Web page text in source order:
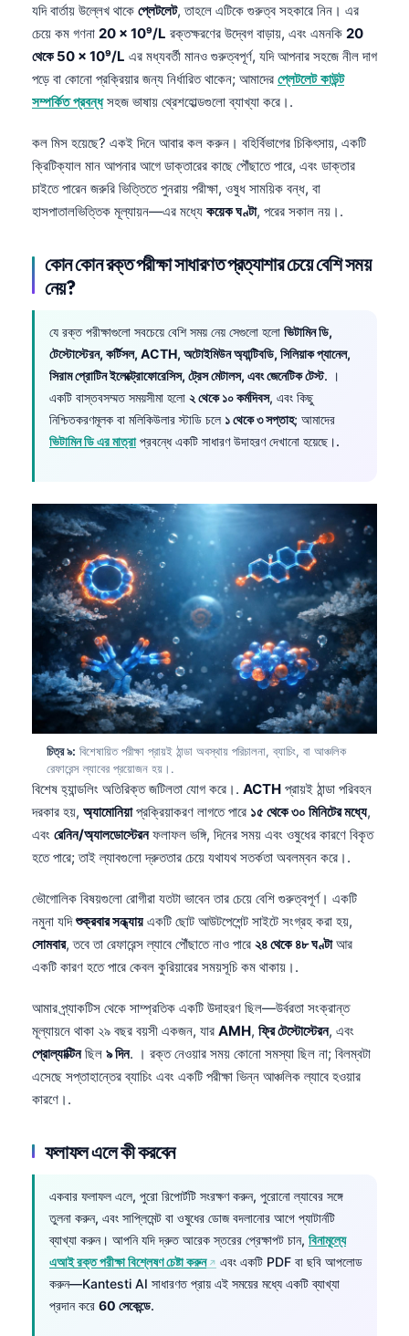
যদি বার্তায় উল্লেখ থাকে প্লেটলেট, তাহলে এটিকে গুরুত্ব সহকারে নিন। এর
চেয়ে কম গণনা 20 × 10⁹/L রক্তক্ষরণের উদ্বেগ বাড়ায়, এবং এমনকি 20
থেকে 50 × 10⁹/L এর মধ্যবর্তী মানও গুরুত্বপূর্ণ, যদি আপনার সহজে নীল দাগ
পড়ে বা কোনো প্রক্রিয়ার জন্য নির্ধারিত থাকেন; আমাদের প্লেটলেট কাউন্ট
সম্পর্কিত প্রবন্ধসহজ ভাষায় থ্রেশহোল্ডগুলো ব্যাখ্যা করে।.
কল মিস হয়েছে? একই দিনে আবার কল করুন। বহির্বিভাগের চিকিৎসায়, একটি
ক্রিটিক্যাল মান আপনার আগে ডাক্তারের কাছে পৌঁছাতে পারে, এবং ডাক্তার
চাইতে পারেন জরুরি ভিত্তিতে পুনরায় পরীক্ষা, ওষুধ সাময়িক বন্ধ, বা
হাসপাতালভিত্তিক মূল্যায়ন—এর মধ্যে কয়েক ঘণ্টা, পরের সকাল নয়।.
কোন কোন রক্ত পরীক্ষা সাধারণত প্রত্যাশার চেয়ে বেশি সময়
নেয়?
যে রক্ত পরীক্ষাগুলো সবচেয়ে বেশি সময় নেয় সেগুলো হলো ভিটামিন ডি,
টেস্টোস্টেরন, কর্টিসল, ACTH, অটোইমিউন অ্যান্টিবডি, সিলিয়াক প্যানেল,
সিরাম প্রোটিন ইলেক্ট্রোফোরেসিস, ট্রেস মেটালস, এবং জেনেটিক টেস্ট. ।
একটি বাস্তবসম্মত সময়সীমা হলো ২ থেকে ১০ কর্মদিবস, এবং কিছু
নিশ্চিতকরণমূলক বা মলিকিউলার স্টাডি চলে ১ থেকে ৩ সপ্তাহ; আমাদের
ভিটামিন ডি এর মাত্রাপ্রবন্ধে একটি সাধারণ উদাহরণ দেখানো হয়েছে।.
চিত্র ৯: বিশেষায়িত পরীক্ষা প্রায়ই ঠান্ডা অবস্থায় পরিচালনা, ব্যাচিং, বা আঞ্চলিক
রেফারেন্স ল্যাবের প্রয়োজন হয়।.
বিশেষ হ্যান্ডলিং অতিরিক্ত জটিলতা যোগ করে।. ACTH প্রায়ই ঠান্ডা পরিবহন
দরকার হয়, অ্যামোনিয়াপ্রক্রিয়াকরণ লাগতে পারে ১৫ থেকে ৩০ মিনিটের মধ্যে,
এবং রেনিন/অ্যালডোস্টেরনফলাফল ভঙ্গি, দিনের সময় এবং ওষুধের কারণে বিকৃত
হতে পারে; তাই ল্যাবগুলো দ্রুততার চেয়ে যথাযথ সতর্কতা অবলম্বন করে।.
ভৌগোলিক বিষয়গুলো রোগীরা যতটা ভাবেন তার চেয়ে বেশি গুরুত্বপূর্ণ। একটি
নমুনা যদিশুক্রবার সন্ধ্যায়একটি ছোট আউটপেশেন্ট সাইটে সংগ্রহ করা হয়,
সোমবার, তবে তা রেফারেন্স ল্যাবে পৌঁছাতে নাও পারে ২৪ থেকে ৪৮ ঘণ্টাআর
একটি কারণ হতে পারে কেবল কুরিয়ারের সময়সূচি কম থাকায়।.
আমার প্র্যাকটিস থেকে সাম্প্রতিক একটি উদাহরণ ছিল—উর্বরতা সংক্রান্ত
মূল্যায়নে থাকা ২৯ বছর বয়সী একজন, যার AMH, ফ্রি টেস্টোস্টেরন, এবং
প্রোল্যাক্টিনছিল ৯ দিন. । রক্ত নেওয়ার সময় কোনো সমস্যা ছিল না; বিলম্বটা
এসেছে সপ্তাহান্তের ব্যাচিং এবং একটি পরীক্ষা ভিন্ন আঞ্চলিক ল্যাবে হওয়ার
কারণে।.
ফলাফল এলে কী করবেন
একবার ফলাফল এলে, পুরো রিপোর্টটি সংরক্ষণ করুন, পুরোনো ল্যাবের সঙ্গে
তুলনা করুন, এবং সাপ্লিমেন্ট বা ওষুধের ডোজ বদলানোর আগে প্যাটার্নটি
ব্যাখ্যা করুন। আপনি যদি দ্রুত আরেক স্তরের প্রেক্ষাপট চান, বিনামূল্যে
এআই রক্ত পরীক্ষা বিশ্লেষণ চেষ্টা করুন
এবং একটি PDF বা ছবি আপলোড
করুন—Kantesti AI সাধারণত প্রায় এই সময়ের মধ্যে একটি ব্যাখ্যা
প্রদান করে 60 সেকেন্ডে.
Íslenska
Српски језик
Svenska
Bosanski
Eesti
ქართული
Русский
Lietuvių kalba
Polski
한국어
Slovenščina
Shqip
اردو
मराठी
తెలుగు
தமிழ்
ગુજરાતી
ಕನ್ನಡ
മലയാളം
Bahasa Melayu
Tiếng Việt
Tagalog
ไทย
Kiswahili
አማርኛ
Українська
O‘zbekcha
Қазақ тілі
Hrvatski
Slovenčina
كوردی‎
سنڌي
অসমীয়া
Galego